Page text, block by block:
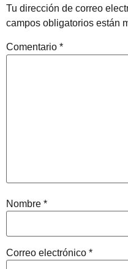
Tu dirección de correo
campos obligatorios están
Comentario *
Nombre *
Correo electrónico *